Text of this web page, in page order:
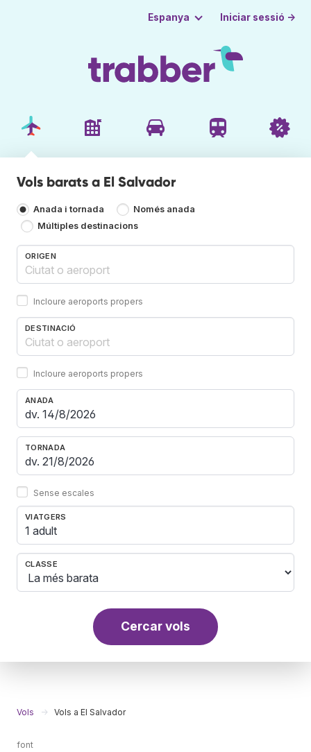
Espanya Iniciar sessió →
Vols barats a El Salvador
Anada i tornada
Només anada
Múltiples destinacions
ORIGEN
Incloure aeroports propers
DESTINACIÓ
Incloure aeroports propers
ANADA
TORNADA
Sense escales
VIATGERS
1 adult
CLASSE
Cercar vols
Vols Vols a El Salvador
font